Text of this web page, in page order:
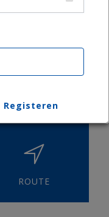
Registeren
ROUTE